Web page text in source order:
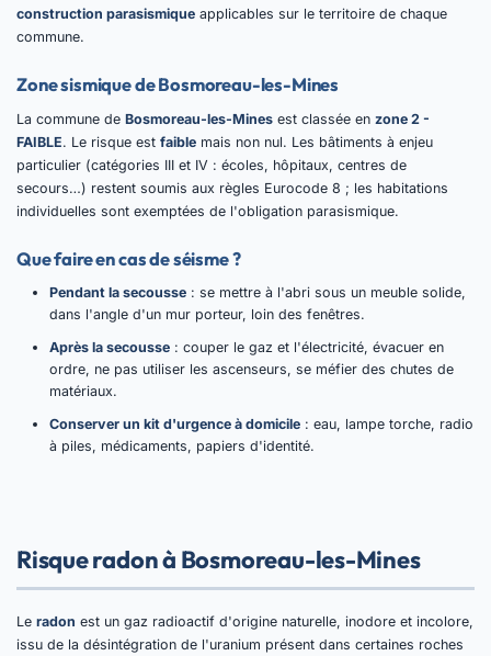
construction parasismique applicables sur le territoire de chaque
commune.
Zone sismique de Bosmoreau-les-Mines
La commune de Bosmoreau-les-Mines est classée en zone 2 -
FAIBLE. Le risque est faible mais non nul. Les bâtiments à enjeu
particulier (catégories III et IV : écoles, hôpitaux, centres de
secours…) restent soumis aux règles Eurocode 8 ; les habitations
individuelles sont exemptées de l'obligation parasismique.
Que faire en cas de séisme ?
Pendant la secousse : se mettre à l'abri sous un meuble solide,
dans l'angle d'un mur porteur, loin des fenêtres.
Après la secousse : couper le gaz et l'électricité, évacuer en
ordre, ne pas utiliser les ascenseurs, se méfier des chutes de
matériaux.
Conserver un kit d'urgence à domicile : eau, lampe torche, radio
à piles, médicaments, papiers d'identité.
Risque radon à Bosmoreau-les-Mines
Le radon est un gaz radioactif d'origine naturelle, inodore et incolore,
issu de la désintégration de l'uranium présent dans certaines roches